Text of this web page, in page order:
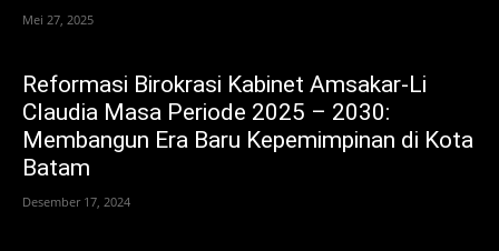
Mei 27, 2025
Reformasi Birokrasi Kabinet Amsakar-Li
Claudia Masa Periode 2025 – 2030:
Membangun Era Baru Kepemimpinan di Kota
Batam
Desember 17, 2024